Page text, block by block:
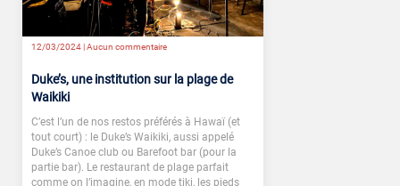
12/03/2024 |Aucun commentaire
Duke’s, une institution sur la plage de
Waikiki
C’est l’un de nos restos préférés à Hawaï (et
tout court) : le Duke’s Waikiki, aussi appelé
Duke’s Canoe club ou Barefoot bar (pour la
partie bar). Le restaurant de plage parfait
comme on l’imagine, en mode tiki, les pieds